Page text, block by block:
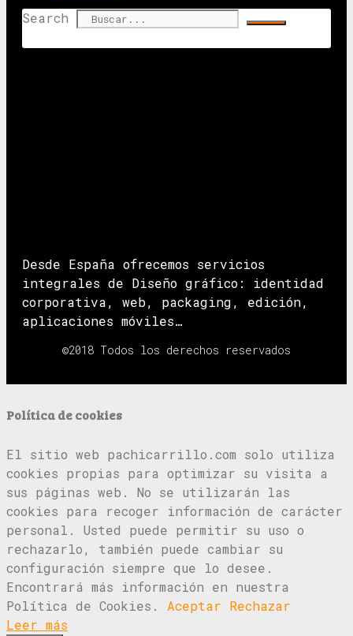
Search
Desde España ofrecemos servicios
integrales de Diseño gráfico: identidad
corporativa, web, packaging, edición,
aplicaciones móviles…
©2018 Todos los derechos reservados
Política de cookies
El sitio web pachicarrillo.com solo utiliza
cookies propias para optimizar su visita a
sus páginas web. No se utilizarán las
cookies para recoger información de carácter
personal. Usted puede permitir su uso o
rechazarlo, también puede cambiar su
configuración siempre que lo desee.
Encontrará más información en nuestra
Política de Cookies. Aceptar Rechazar
Leer más